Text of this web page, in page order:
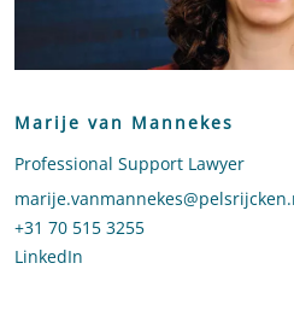
Marije van Mannekes
Professional Support Lawyer
Stuur een e-mail naar Marije van
Bel naar Marije van Mannekes
+31 70 515 3255
LinkedIn